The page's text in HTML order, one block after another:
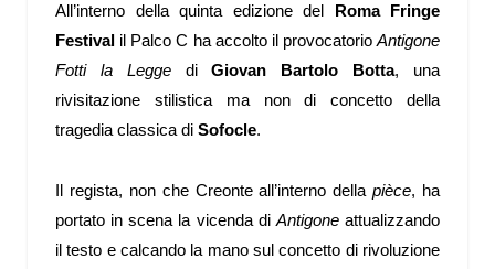
All’interno della quinta edizione del Roma Fringe
Festival il Palco C ha accolto il provocatorioAntigone
Fotti la Legge diGiovan Bartolo Botta, una
rivisitazione stilistica ma non di concetto della
tragedia classica di Sofocle.
Il regista, non che Creonte all’interno dellapièce, ha
portato in scena la vicenda di Antigoneattualizzando
il testo e calcando la mano sul concetto di rivoluzione